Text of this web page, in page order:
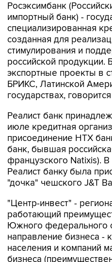
Росэксимбанк
импортный банк) -
специализированная
созданная для
стимулирования и
российской продукции.
экспортные проекты в
БРИКС, Латинской
государствах,
Реалист банк
июле кредитная
присоединение НТХ
банк, бывшая
французского Natixis).
Реалист банку была
"дочка" чешского J&T
"Центр-инвест" -
работающий
Южного федерального
направление бизнеса -
населения и компаний
бизнеса